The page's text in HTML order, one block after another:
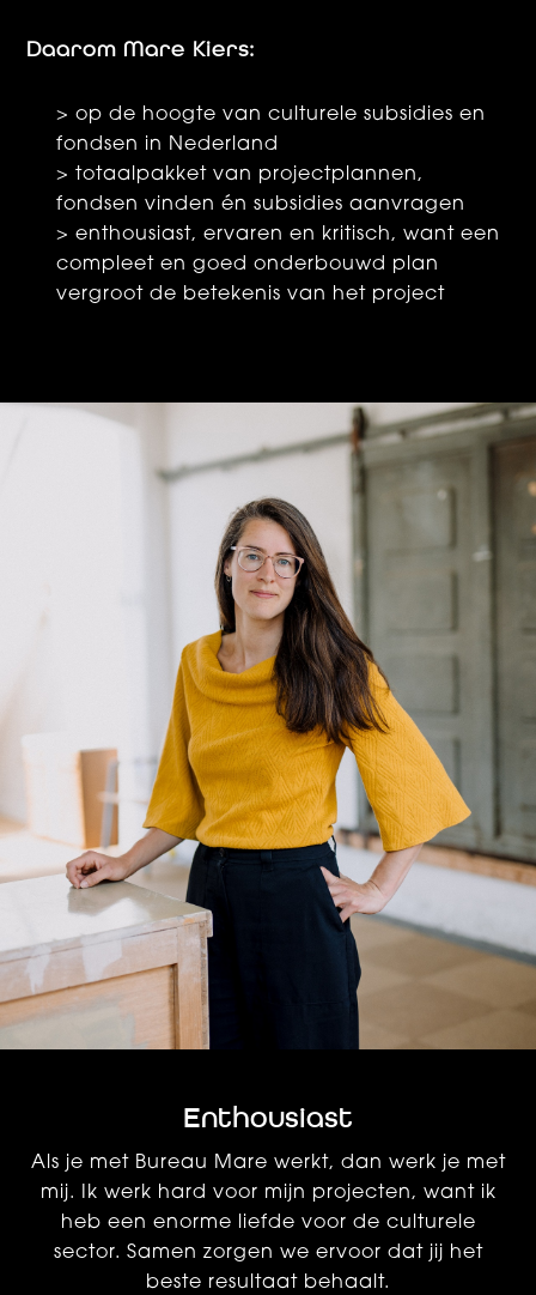
Daarom Mare Kiers:
> op de hoogte van culturele subsidies en
fondsen in Nederland
> totaalpakket van projectplannen,
fondsen vinden én subsidies aanvragen
> enthousiast, ervaren en kritisch, want een
compleet en goed onderbouwd plan
vergroot de betekenis van het project
Enthousiast
Als je met Bureau Mare werkt, dan werk je met
mij. Ik werk hard voor mijn projecten, want ik
heb een enorme liefde voor de culturele
sector. Samen zorgen we ervoor dat jij het
beste resultaat behaalt.